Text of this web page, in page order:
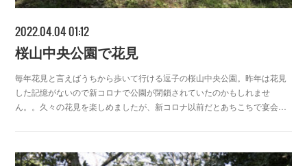
2022.04.04 01:12
桜山中央公園で花見
毎年花見と言えばうちから歩いて行ける逗子の桜山中央公園。昨年は花見
した記憶がないので新コロナで公園が閉鎖されていたのかもしれませ
ん。。久々の花見を楽しめましたが、新コロナ以前だとあちこちで宴会…